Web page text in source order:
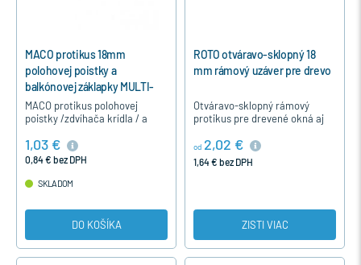
MACO protikus 18mm
polohovej poistky a
balkónovej záklapky MULTI-
MATIC - Strieborná, Ľavý
MACO protikus polohovej
poistky /zdvíhača krídla / a
drevené okná pre hladký falc
18 mm pre okná okuté s
1,03 €
0,84 € bez DPH
SKLADOM
DO KOŠÍKA
ROTO otváravo-sklopný 18
mm rámový uzáver pre drevo
Otváravo-sklopný rámový
protikus pre drevené okná aj
montuje do spodnej časti rámu
otváravo-skloných okien a…
od 2,02 €
1,64 € bez DPH
ZISTI VIAC